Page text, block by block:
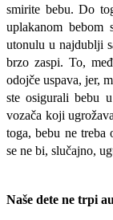
smirite bebu. Do
uplakanom
utonulu u najdublji
brzo zaspi. To,
odojče uspava, jer,
ste osigurali bebu
vozača koji
toga, bebu ne treba
se ne bi, slučajno,
Naše dete ne trpi